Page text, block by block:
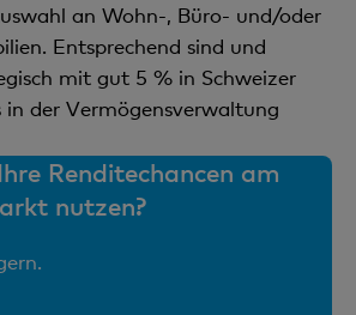
an Wohn-, Büro- und/oder
Entsprechend sind und
mit gut 5 % in Schweizer
der Vermögensverwaltung
Renditechancen am
nutzen?